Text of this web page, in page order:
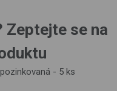
se na
- 5 ks